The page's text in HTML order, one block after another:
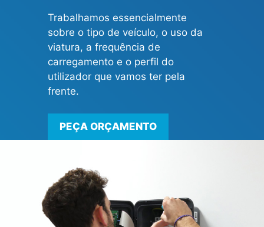
Trabalhamos essencialmente
sobre o tipo de veículo, o uso da
viatura, a frequência de
carregamento e o perfil do
utilizador que vamos ter pela
frente.
PEÇA ORÇAMENTO